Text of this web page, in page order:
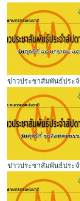
ข่าวประชาสัมพันธ์ประ
ข่าวประชาสัมพันธ์ประ